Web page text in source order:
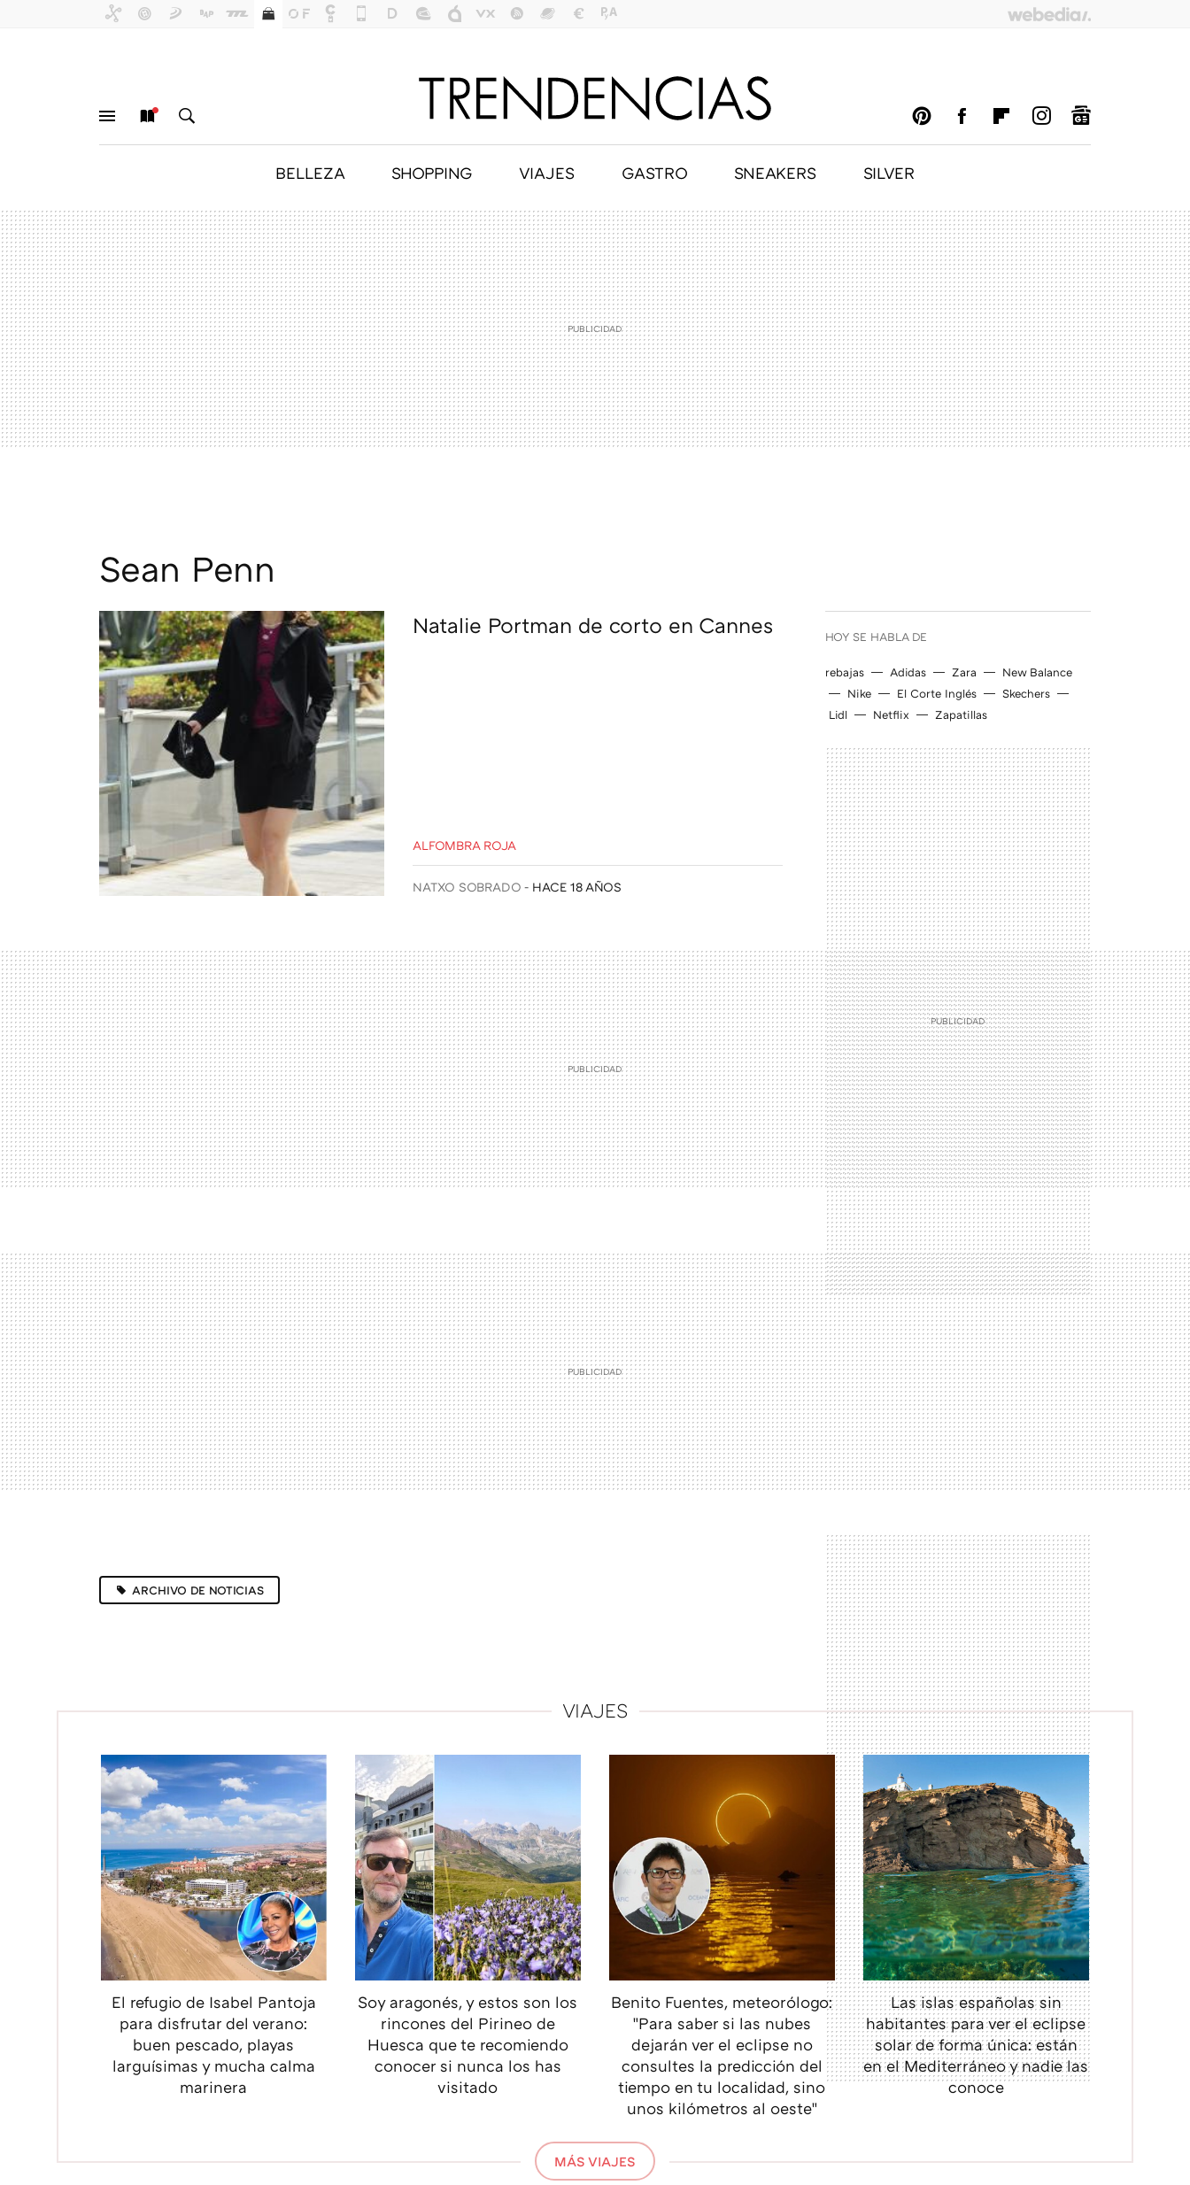
BELLEZA SHOPPING VIAJES GASTRO SNEAKERS SILVER
Sean Penn
HOY SE HABLA DE
rebajas Adidas Zara
New Balance
Nike
El Corte Inglés
Skechers
Lidl
Netflix Zapatillas
Natalie Portman de corto en Cannes
ALFOMBRA ROJA
NATXO SOBRADO HACE 18 AÑOS
ARCHIVO DE NOTICIAS
VIAJES
El refugio de Isabel Pantoja
para disfrutar del verano:
buen pescado, playas
larguísimas y mucha calma
marinera
Soy aragonés, y estos son los
rincones del Pirineo de
Huesca que te recomiendo
conocer si nunca los has
visitado
Benito Fuentes, meteorólogo:
"Para saber si las nubes
dejarán ver el eclipse no
consultes la predicción del
tiempo en tu localidad, sino
unos kilómetros al oeste"
Las islas españolas sin
habitantes para ver el eclipse
solar de forma única: están
en el Mediterráneo y nadie las
conoce
MÁS VIAJES